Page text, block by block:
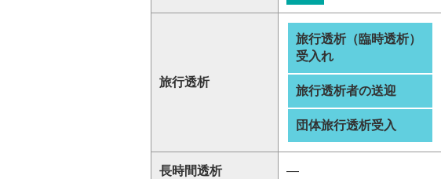
旅行透析
旅行透析（臨時透析）
受入れ
旅行透析者の送迎
団体旅行透析受入
長時間透析 ―